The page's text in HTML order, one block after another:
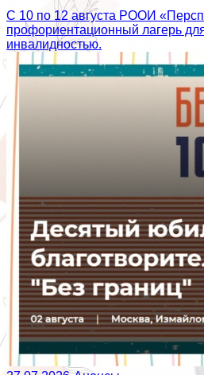
С 10 по 12 августа РООИ
профориентационный лагерь
инвалидностью.